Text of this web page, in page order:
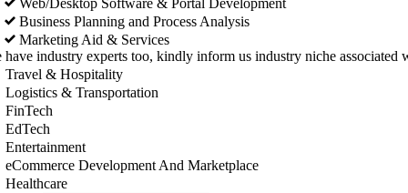
Web/Desktop Software & Portal Development
Business Planning and Process Analysis
Marketing Aid & Services
have industry experts too, kindly inform us industry niche associated
Travel & Hospitality
Logistics & Transportation
FinTech
EdTech
Entertainment
eCommerce Development And Marketplace
Healthcare